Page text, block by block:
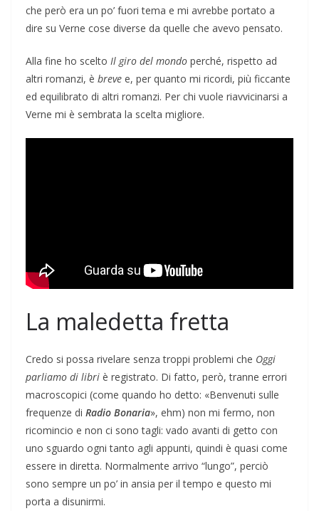
che però era un po’ fuori tema e mi avrebbe portato a
dire su Verne cose diverse da quelle che avevo pensato.
Alla fine ho scelto Il giro del mondo perché, rispetto ad
altri romanzi, è breve e, per quanto mi ricordi, più ficcante
ed equilibrato di altri romanzi. Per chi vuole riavvicinarsi a
Verne mi è sembrata la scelta migliore.
La maledetta fretta
Credo si possa rivelare senza troppi problemi che Oggi
parliamo di libri è registrato. Di fatto, però, tranne errori
macroscopici (come quando ho detto: «Benvenuti sulle
frequenze di Radio Bonaria», ehm) non mi fermo, non
ricomincio e non ci sono tagli: vado avanti di getto con
uno sguardo ogni tanto agli appunti, quindi è quasi come
essere in diretta. Normalmente arrivo “lungo”, perciò
sono sempre un po’ in ansia per il tempo e questo mi
porta a disunirmi.